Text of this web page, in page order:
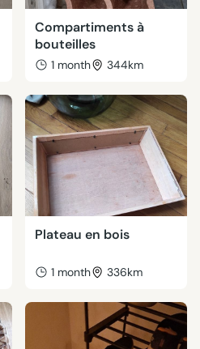
Compartiments à
bouteilles
1 month 344km
Plateau en bois
1 month 336km